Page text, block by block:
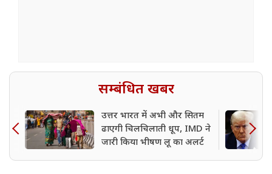
सम्बंधित खबर
उत्तर भारत में अभी और सितम
ढाएगी चिलचिलाती धूप, IMD ने
जारी किया भीषण लू का अलर्ट